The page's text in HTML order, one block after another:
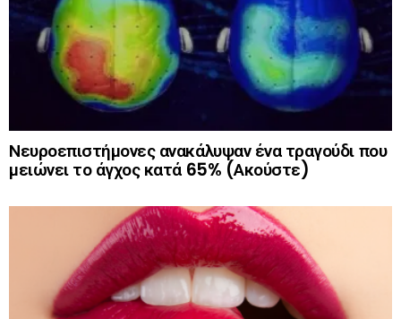
Νευροεπιστήμονες ανακάλυψαν ένα τραγούδι που
μειώνει το άγχος κατά 65% (Ακούστε)